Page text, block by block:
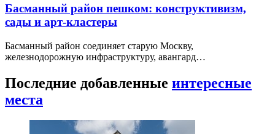
Басманный район пешком: конструктивизм,
сады и арт-кластеры
Басманный район соединяет старую Москву,
железнодорожную инфраструктуру, авангард…
Последние добавленные интересные
места